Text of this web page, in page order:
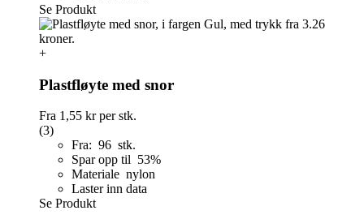
Se Produkt
+
Plastfløyte med snor
Fra 1,55 krper stk.
(3)
Fra: 96 stk.
Spar opp til 53%
Materiale nylon
Laster inn data
Se Produkt